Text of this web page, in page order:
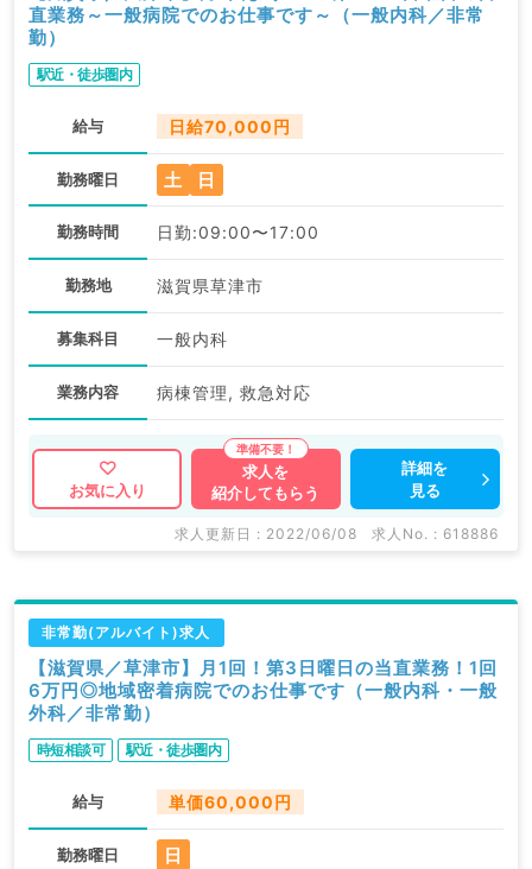
直業務～一般病院でのお仕事です～（一般内科／非常
勤）
駅近・徒歩圏内
給与 日給70,000円
勤務曜日 土 日
勤務時間 日勤:09:00〜17:00
勤務地 滋賀県草津市
募集科目 一般内科
業務内容 病棟管理, 救急対応
お気に入り
求人を
紹介してもらう
詳細を
見る
求人更新日 : 2022/06/08 求人No. : 618886
非常勤(アルバイト)求人
【滋賀県／草津市】月1回！第3日曜日の当直業務！1回
6万円◎地域密着病院でのお仕事です（一般内科・一般
外科／非常勤）
時短相談可 駅近・徒歩圏内
給与 単価60,000円
勤務曜日 日